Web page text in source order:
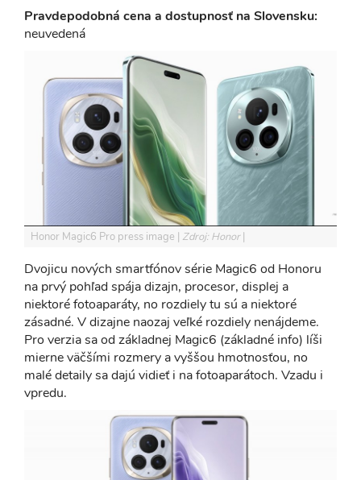
Pravdepodobná cena a dostupnosť na Slovensku:
neuvedená
Honor Magic6 Pro press image Zdroj: Honor
Dvojicu nových smartfónov série Magic6 od Honoru
na prvý pohľad spája dizajn, procesor, displej a
niektoré fotoaparáty, no rozdiely tu sú a niektoré
zásadné. V dizajne naozaj veľké rozdiely nenájdeme.
Pro verzia sa od základnej Magic6 (základné info) líši
mierne väčšími rozmery a vyššou hmotnosťou, no
malé detaily sa dajú vidieť i na fotoaparátoch. Vzadu i
vpredu.